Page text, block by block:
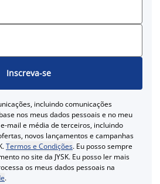
Inscreva-se
incluindo comunicações
nos meus dados pessoais e no meu
mail e média de terceiros, incluindo
novos lançamentos e campanhas
Termos e Condições. Eu posso sempre
no site da JYSK. Eu posso ler mais
os meus dados pessoais na
.